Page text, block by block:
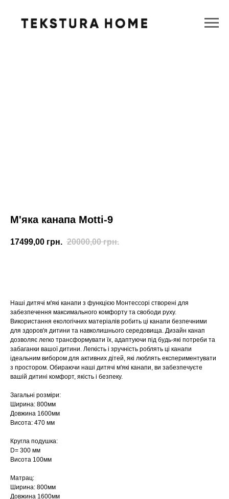
М'яка канапа Motti-9
17499,00 грн. 20000,00 грн.
Наші дитячі м'які канапи з функцією Монтессорі створені для
забезпечення максимального комфорту та свободи руху.
Використання екологічних матеріалів робить ці канапи безпечними
для здоров'я дитини та навколишнього середовища. Дизайн канап
дозволяє легко трансформувати їх, адаптуючи під будь-які потреби та
забаганки вашої дитини. Легкість і зручність роблять ці канапи
ідеальним вибором для активних дітей, які люблять експериментувати
з простором. Обираючи наші дитячі м'які канапи, ви забезпечуєте
вашій дитині комфорт, якість і безпеку.
Загальні розміри:
Ширина: 800мм
Довжина 1600мм
Висота: 470 мм
Кругла подушка:
D= 300 мм
Висота 100мм
Матрац:
Ширина: 800мм
Довжина 1600мм